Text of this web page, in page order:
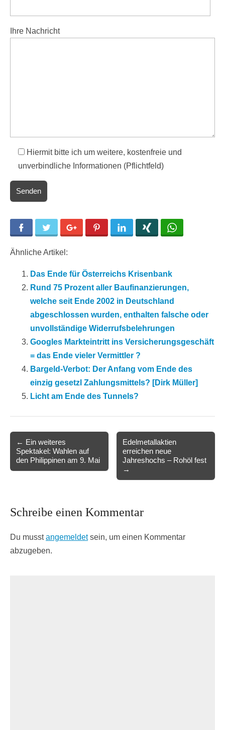
Ihre Nachricht
Hiermit bitte ich um weitere, kostenfreie und
unverbindliche Informationen (Pflichtfeld)
Facebook Twitter Google+ Pinterest LinkedIn
Ähnliche Artikel:
Das Ende für Österreichs Krisenbank
Rund 75 Prozent aller Baufinanzierungen,
welche seit Ende 2002 in Deutschland
abgeschlossen wurden, enthalten falsche oder
unvollständige Widerrufsbelehrungen
Googles Markteintritt ins Versicherungsgeschäft
= das Ende vieler Vermittler ?
Bargeld-Verbot: Der Anfang vom Ende des
einzig gesetzl Zahlungsmittels? [Dirk Müller]
Licht am Ende des Tunnels?
navigation
← Ein weiteres
Spektakel: Wahlen auf
den Philippinen am 9. Mai
Edelmetallaktien
erreichen neue
Jahreshochs – Rohöl fest
→
Schreibe einen Kommentar
Du musstangemeldetsein, um einen Kommentar
abzugeben.